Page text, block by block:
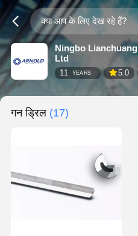
Ningbo
Ltd
11 YEARS 5.0
गन ड्रिल (17)